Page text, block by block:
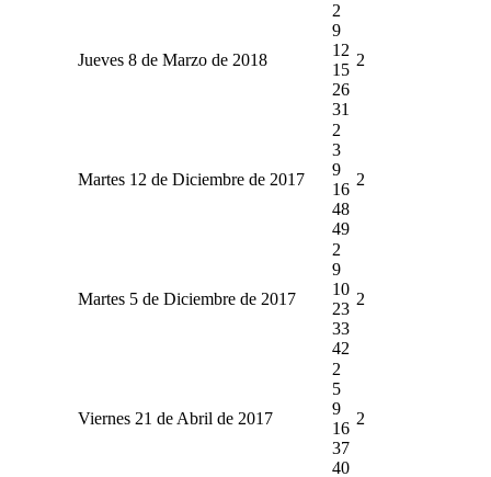
Jueves 8 de Marzo de 2018
2
9
12
15
26
31
2
Martes 12 de Diciembre de 2017
2
3
9
16
48
49
2
Martes 5 de Diciembre de 2017
2
9
10
23
33
42
2
Viernes 21 de Abril de 2017
2
5
9
16
37
40
2